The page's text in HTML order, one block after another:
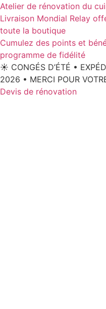
Aller
au
contenu
Atelier de rénovation du
Livraison Mondial Relay
toute la boutique
Cumulez des points et
programme de fidélité
☀️ CONGÉS D’ÉTÉ •
2026 • MERCI POUR
Devis de rénovation